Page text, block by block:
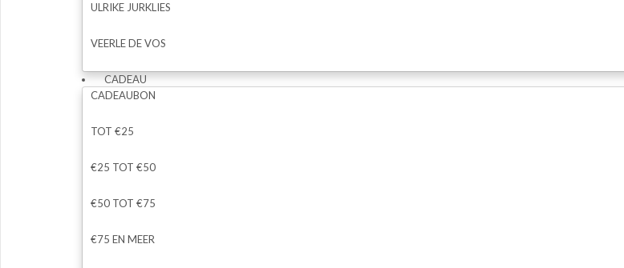
ULRIKE JURKLIES
VEERLE DE VOS
CADEAU
CADEAUBON
TOT €25
€25 TOT €50
€50 TOT €75
€75 EN MEER